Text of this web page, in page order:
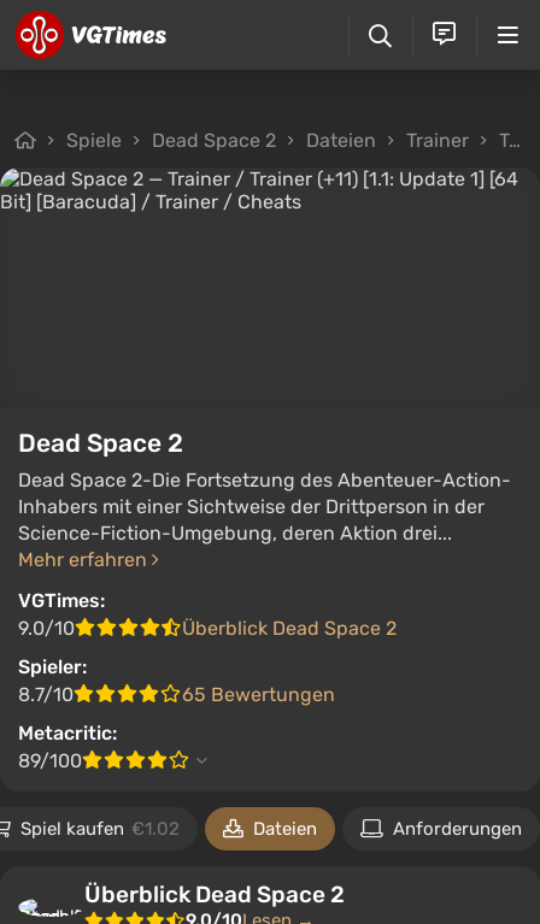
Spiele Dead Space 2 Dateien Trainer Trainer / Trainer (+11) [1.1: Update 1] [64 Bit] [Baracuda]
Dead Space 2
Dead Space 2-Die Fortsetzung des Abenteuer-Action-
Inhabers mit einer Sichtweise der Drittperson in der
Science-Fiction-Umgebung, deren Aktion drei...
Mehr erfahren
VGTimes:
9.0/10
Überblick Dead Space 2
Spieler:
8.7/10
65 Bewertungen
Metacritic:
89/100
Spiel kaufen €1.02 Dateien Anforderungen
Überblick Dead Space 2